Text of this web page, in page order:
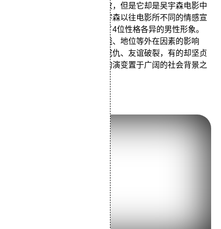
头》虽然在票房上遭遇了失败，但是它却是吴宇森电影中
非常另类的一部，有着与吴宇森以往电影所不同的情感宣
泄。在影片中，吴宇森塑造了4位性格各异的男性形象。
这个故事表现了在战争、金钱、地位等外在因素的影响
下，朋友间的关系有的反目成仇、友谊破裂，有的却坚贞
不渝，导演将这种男性情义的演变置于广阔的社会背景之